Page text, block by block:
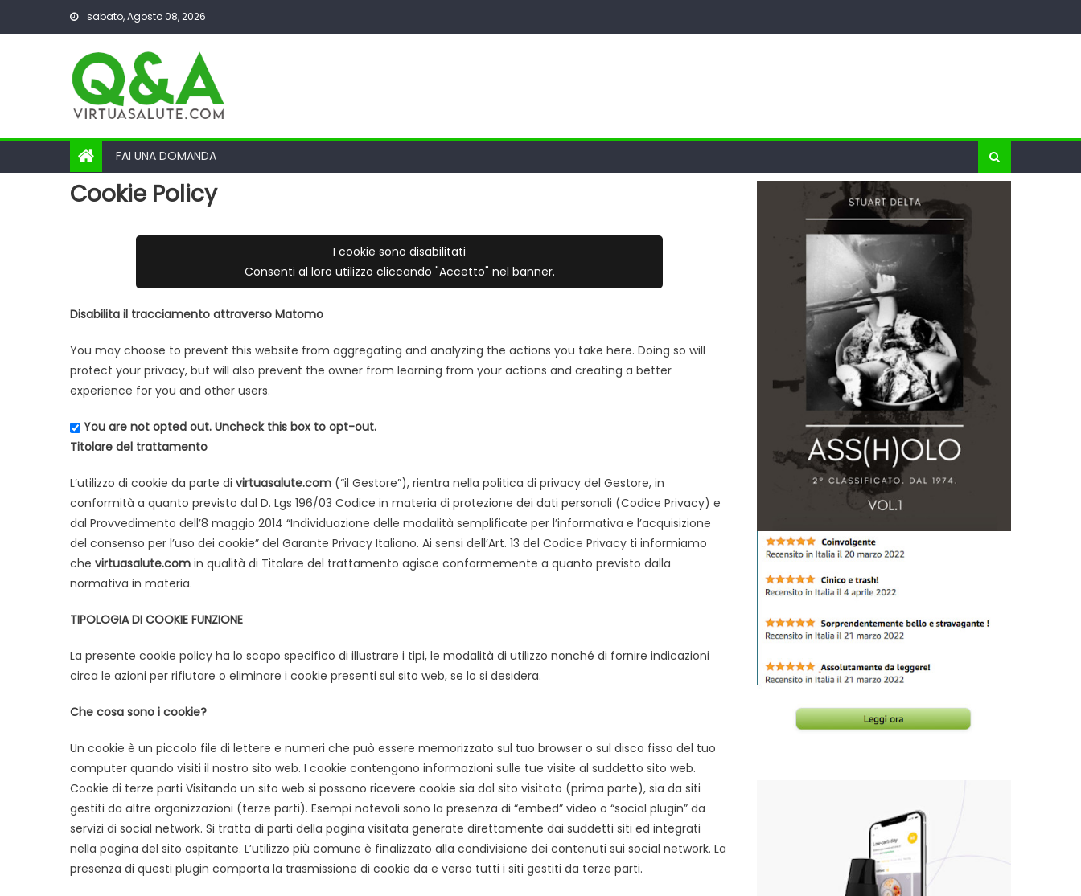
sabato, Agosto 08, 2026
FAI UNA DOMANDA
Cookie Policy
I cookie sono disabilitati
Consenti al loro utilizzo cliccando "Accetto" nel banner.
Disabilita il tracciamento attraverso Matomo
You may choose to prevent this website from aggregating and analyzing the actions you take here. Doing so will
protect your privacy, but will also prevent the owner from learning from your actions and creating a better
experience for you and other users.
You are not opted out. Uncheck this box to opt-out.
Titolare del trattamento
L’utilizzo di cookie da parte di virtuasalute.com (“il Gestore”), rientra nella politica di privacy del Gestore, in
conformità a quanto previsto dal D. Lgs 196/03 Codice in materia di protezione dei dati personali (Codice Privacy) e
dal Provvedimento dell’8 maggio 2014 “Individuazione delle modalità semplificate per l’informativa e l’acquisizione
del consenso per l’uso dei cookie” del Garante Privacy Italiano. Ai sensi dell’Art. 13 del Codice Privacy ti informiamo
che virtuasalute.com in qualità di Titolare del trattamento agisce conformemente a quanto previsto dalla
normativa in materia.
TIPOLOGIA DI COOKIE FUNZIONE
La presente cookie policy ha lo scopo specifico di illustrare i tipi, le modalità di utilizzo nonché di fornire indicazioni
circa le azioni per rifiutare o eliminare i cookie presenti sul sito web, se lo si desidera.
Che cosa sono i cookie?
Un cookie è un piccolo file di lettere e numeri che può essere memorizzato sul tuo browser o sul disco fisso del tuo
computer quando visiti il nostro sito web. I cookie contengono informazioni sulle tue visite al suddetto sito web.
Cookie di terze parti Visitando un sito web si possono ricevere cookie sia dal sito visitato (prima parte), sia da siti
gestiti da altre organizzazioni (terze parti). Esempi notevoli sono la presenza di “embed” video o “social plugin” da
servizi di social network. Si tratta di parti della pagina visitata generate direttamente dai suddetti siti ed integrati
nella pagina del sito ospitante. L’utilizzo più comune è finalizzato alla condivisione dei contenuti sui social network. La
presenza di questi plugin comporta la trasmissione di cookie da e verso tutti i siti gestiti da terze parti.